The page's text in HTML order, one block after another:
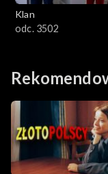
Klan
odc. 3502